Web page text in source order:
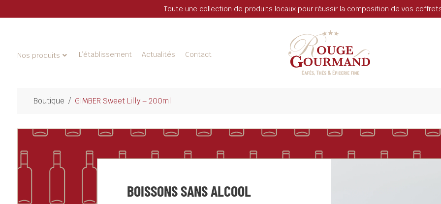
Toute une collection de produits locaux pour réussir la composition de vos
Nos produits L’établissement Actualités Contact
Boutique / GIMBER Sweet Lilly – 200ml
BOISSONS SANS ALCOOL